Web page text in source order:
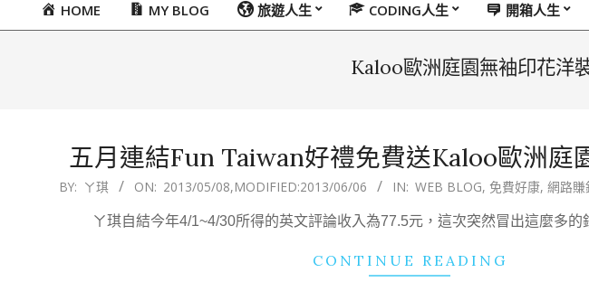
PrimaryHOME MY BLOG 旅遊人生 CODING人生 開箱人生
Kaloo歐洲庭園無袖印花
五月連結Fun Taiwan好禮免費送Kaloo歐洲庭
2013-
BY: ㄚ琪 ON: 2013/05/08,MODIFIED:2013/06/06 IN: WEB BLOG, 免費好康, 網路賺
ㄚ琪自結今年4/1~4/30所得的英文評論收入為77.5元，這次突然冒出這麼多的
CONTINUE READING